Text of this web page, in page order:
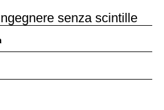
senza scintille